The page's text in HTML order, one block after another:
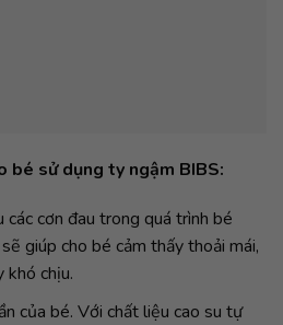
bé sử dụng ty ngậm BIBS:
các cơn đau trong quá trình bé
giúp cho bé cảm thấy thoải mái,
khó chịu.
của bé. Với chất liệu cao su tự